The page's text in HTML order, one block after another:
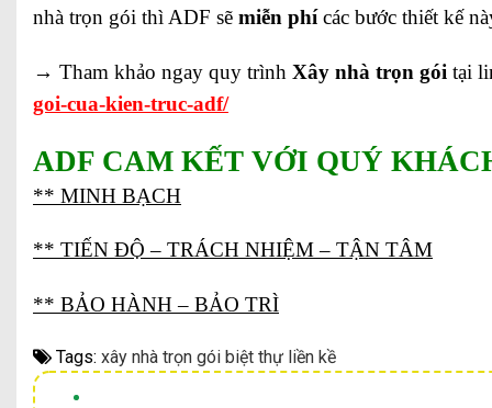
nhà trọn gói thì ADF sẽ miễn phícác bước thiết kế
→ Tham khảo ngay quy trình Xây nhà trọn gói tại
goi-cua-kien-truc-adf/
ADF CAM KẾT VỚI QUÝ
** MINH BẠCH
** TIẾN ĐỘ – TRÁCH NHIỆM – TẬN TÂM
** BẢO HÀNH – BẢO TRÌ
Tags: xây nhà trọn gói biệt thự liền kề